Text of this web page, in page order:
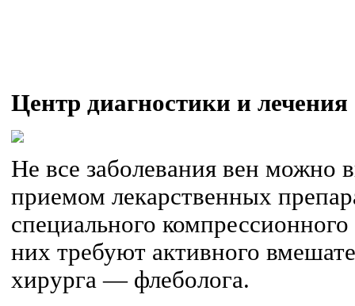
Центр диагностики и
Не все заболевания вен можно
приемом лекарственных
специального
них требуют активного
хирурга — флеболога.